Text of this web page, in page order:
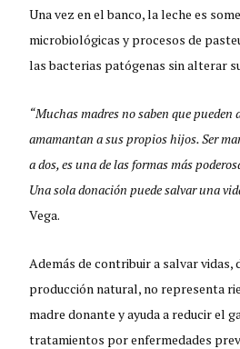
Una vez en el banco, la leche es
microbiológicas y procesos de
las bacterias patógenas sin alterar
“Muchas madres no saben que
amamantan a sus propios hijos. Ser
a dos, es una de las formas más
Una sola donación puede salvar una
Vega.
Además de contribuir a salvar vidas,
producción natural, no representa
madre donante y ayuda a reducir el
tratamientos por enfermedades